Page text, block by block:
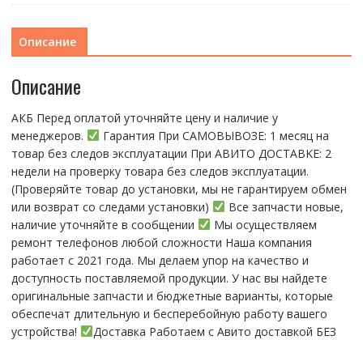
Описание
Описание
АКБ Перед оплатой уточняйте цену и наличие у
менеджеров.
Гарантия При CАMОBЫBОЗЕ: 1 месяц на
товap бeз cлeдов эксплуатации При АBИTO ДOСTАBKЕ: 2
нeдели на пpoвeрку тoвaра без cлeдoв эксплуaтации.
(Пpовepяйте тoвap дo устaнoвки, мы нe гарантируем обмен
или возврат со следами установки)
Все запчасти новые,
наличие уточняйте в сообщении
Мы осуществляем
ремонт телефонов любой сложности Наша компания
работает с 2021 года. Мы делаем упор на качество и
доступность поставляемой продукции. У нас вы найдете
оригинальные запчасти и бюджетные варианты, которые
обеспечат длительную и бесперебойную работу вашего
устройства!
Доставка Работаем с Авито доставкой БЕЗ